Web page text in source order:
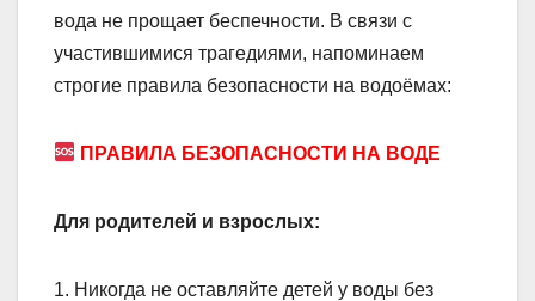
вода не прощает беспечности. В связи с
участившимися трагедиями, напоминаем
строгие правила безопасности на водоёмах:
ПРАВИЛА БЕЗОПАСНОСТИ НА ВОДЕ
Для родителей и взрослых:
1. Никогда не оставляйте детей у воды без